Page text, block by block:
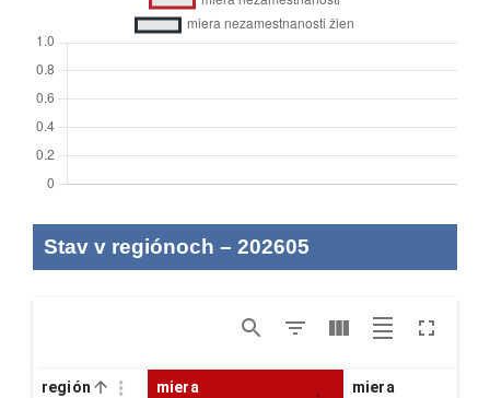
Stav v regiónoch – 202605
región
miera
miera